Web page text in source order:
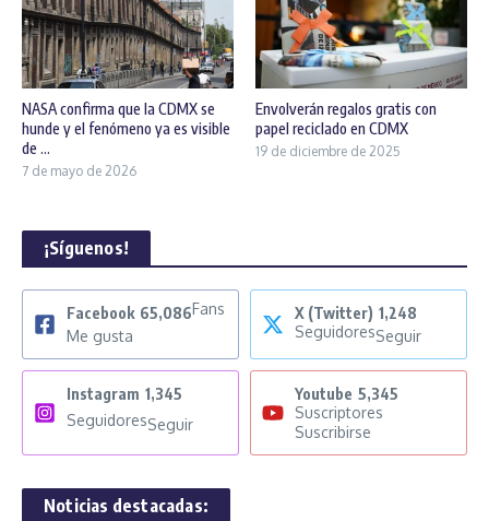
NASA confirma que la CDMX se
hunde y el fenómeno ya es visible
de ...
7 de mayo de 2026
Envolverán regalos gratis con
papel reciclado en CDMX
19 de diciembre de 2025
¡Síguenos!
Facebook 65,086Fans
Me gusta
X (Twitter) 1,248
SeguidoresSeguir
Instagram 1,345
SeguidoresSeguir
Youtube 5,345
Suscriptores
Suscribirse
Noticias destacadas: